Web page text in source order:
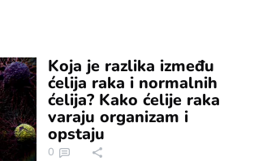
Koja je razlika između
ćelija raka i normalnih
ćelija? Kako ćelije raka
varaju organizam i
opstaju
0